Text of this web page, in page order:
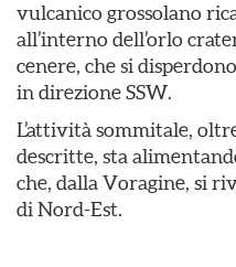
vulcanico grossolano
all’interno dell’orlo
cenere, che si
in direzione SSW.
L’attività sommitale,
descritte, sta
che, dalla Voragine, si
di Nord-Est.